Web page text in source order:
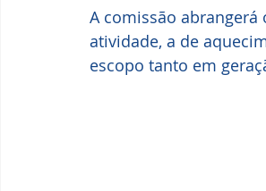
A comissão
atividade, a de
escopo tanto em